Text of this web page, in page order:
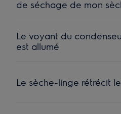
de séchage de mon
Le voyant du
est allumé
Le sèche-linge rétrécit